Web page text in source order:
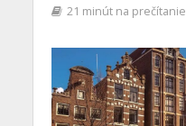
21 minút na prečítanie